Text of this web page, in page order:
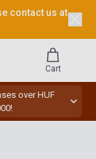
contact us at
over HUF
Cart